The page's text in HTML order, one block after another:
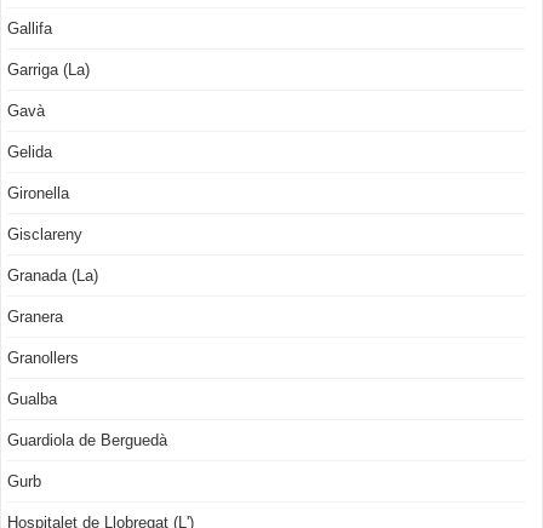
Gallifa
Garriga (La)
Gavà
Gelida
Gironella
Gisclareny
Granada (La)
Granera
Granollers
Gualba
Guardiola de Berguedà
Gurb
Hospitalet de Llobregat (L')